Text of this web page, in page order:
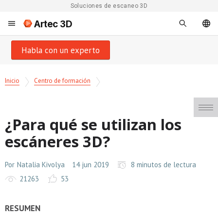
Soluciones de escaneo 3D
Artec 3D
Habla con un experto
Inicio Centro de formación
¿Para qué se utilizan los
escáneres 3D?
Por Natalia Kivolya 14 jun 2019
8 minutos de lectura
21263
53
RESUMEN